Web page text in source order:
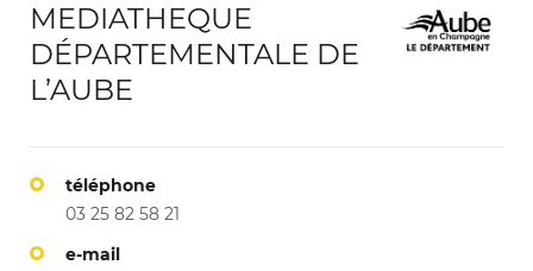
MEDIATHEQUE
DÉPARTEMENTALE DE
L’AUBE
téléphone
03 25 82 58 21
e-mail